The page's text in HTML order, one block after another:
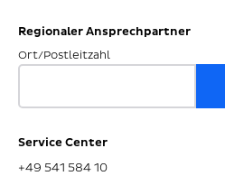
Regionaler Ansprechpartner
Ort/Postleitzahl
Service Center
+49 541 584 10